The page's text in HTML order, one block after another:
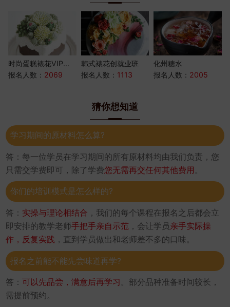
时尚蛋糕裱花VIP...
报名人数： 2069
韩式裱花创就业班
报名人数： 1113
化州糖水
报名人数： 2005
猜你想知道
学习期间的原材料怎么算?
答：每一位学员在学习期间的所有原材料均由我们负责，您
只需交学费即可，除了学费您无需再交任何其他费用 。
你们的培训模式是怎么样的?
答： 实操与理论相结合 ，我们的每个课程在报名之后都会立
即安排的教学老师手把手亲自示范 ，会让学员亲手实际操
作，反复实践 ，直到学员做出和老师差不多的口味。
报名之前能不能先尝味道再学?
答：可以先品尝，满意后再学习 。部分品种准备时间较长，
需提前预约。